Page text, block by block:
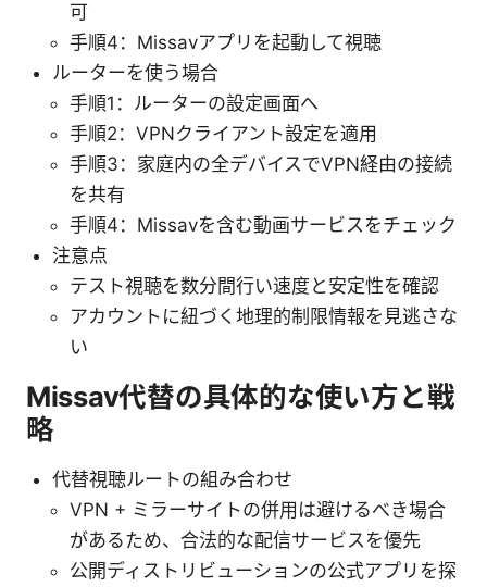
可
手順4：Missavアプリを起動して視聴
ルーターを使う場合
手順1：ルーターの設定画面へ
手順2：VPNクライアント設定を適用
手順3：家庭内の全デバイスでVPN経由の接続
を共有
手順4：Missavを含む動画サービスをチェック
注意点
テスト視聴を数分間行い速度と安定性を確認
アカウントに紐づく地理的制限情報を見逃さな
い
Missav代替の具体的な使い方と戦
略
代替視聴ルートの組み合わせ
VPN + ミラーサイトの併用は避けるべき場合
があるため、合法的な配信サービスを優先
公開ディストリビューションの公式アプリを探